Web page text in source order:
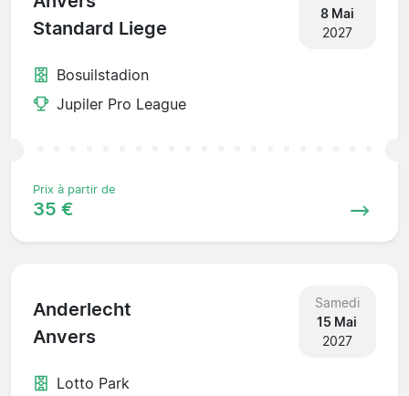
Standard Liege
8 Mai
2027
Bosuilstadion
Jupiler Pro League
Prix à partir de
35 €
Anderlecht
Anvers
Samedi
15 Mai
2027
Lotto Park